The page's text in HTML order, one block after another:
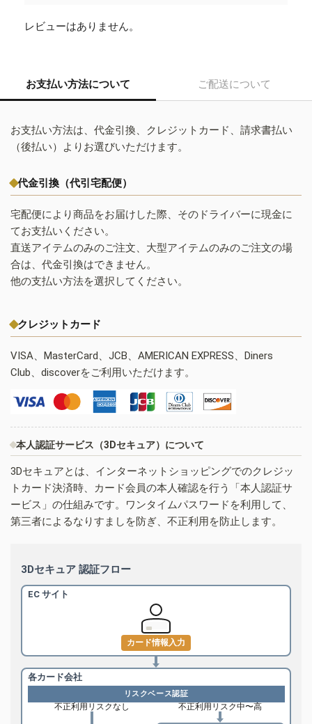
レビューはありません。
お支払い方法について ご配送について
お支払い方法は、代金引換、クレジットカード、請求書払い
（後払い）よりお選びいただけます。
代金引換（代引宅配便）
宅配便により商品をお届けした際、そのドライバーに現金に
てお支払いください。
直送アイテムのみのご注文、大型アイテムのみのご注文の場
合は、代金引換はできません。
他の支払い方法を選択してください。
クレジットカード
VISA、MasterCard、JCB、AMERICAN EXPRESS、Diners
Club、discoverをご利用いただけます。
本人認証サービス（3Dセキュア）について
3Dセキュアとは、インターネットショッピングでのクレジッ
トカード決済時、カード会員の本人確認を行う「本人認証サ
ービス」の仕組みです。ワンタイムパスワードを利用して、
第三者によるなりすましを防ぎ、不正利用を防止します。
3Dセキュア 認証フロー
EC サイト
カード情報入力
各カード会社
リスクベース認証
不正利用リスクなし 不正利用リスク中〜高